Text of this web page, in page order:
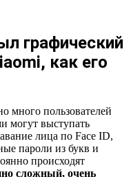
графический
как его
много пользователей
могут выступать
лица по Face ID,
пароли из букв и
происходят
сложный, очень